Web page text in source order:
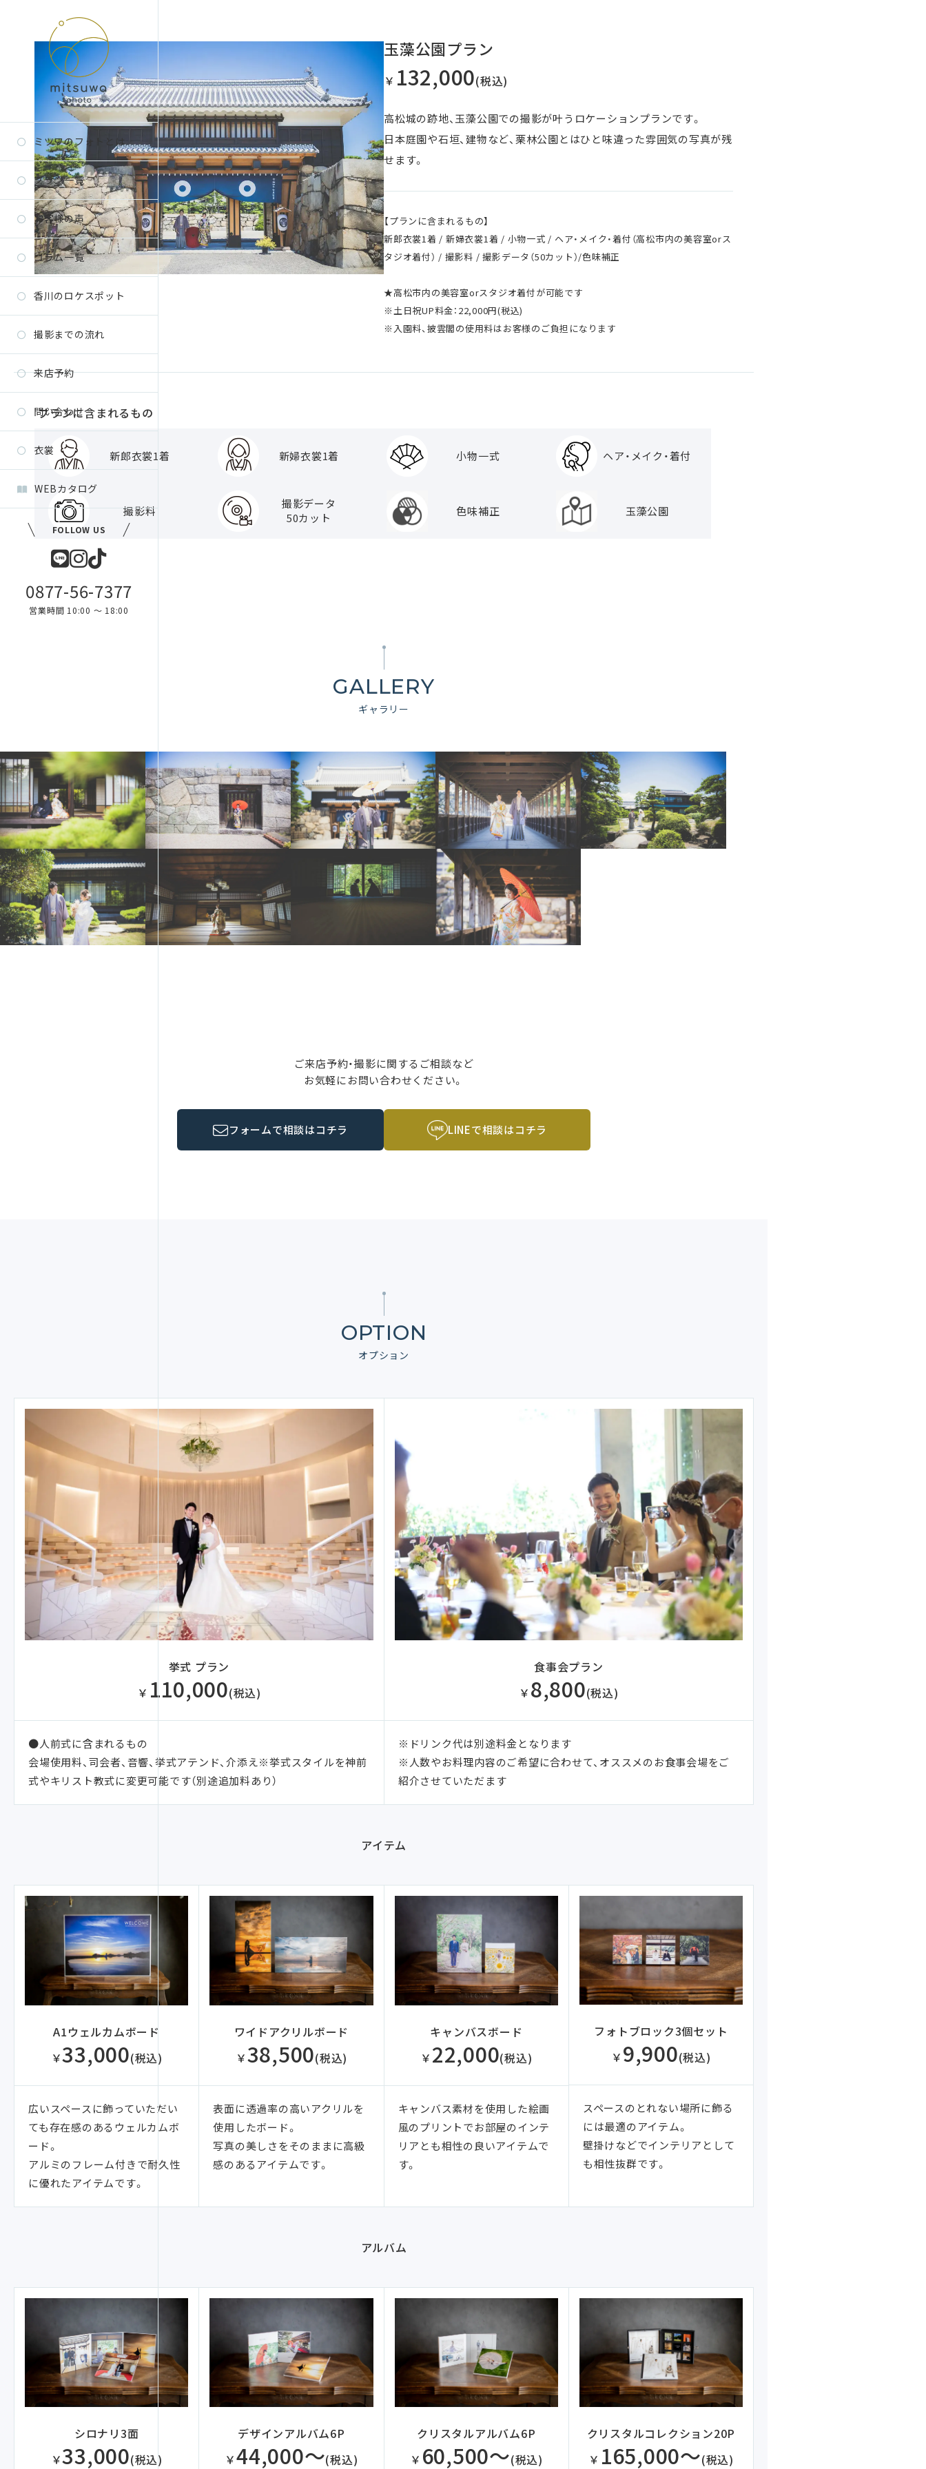
ミツワのフォトとは
プラン一覧
お客様の声
コラム一覧
香川のロケスポット
撮影までの流れ
来店予約
問い合わせ
衣裳
WEBカタログ
FOLLOW US
0877-56-7377
営業時間 10:00 〜 18:00
玉藻公園プラン
￥ 132,000(税込)
高松城の跡地、玉藻公園での撮影が叶うロケーションプランです。
日本庭園や石垣、建物など、栗林公園とはひと味違った雰囲気の写真が残
せます。
【プランに含まれるもの】
新郎衣裳1着 / 新婦衣裳1着 / 小物一式 / ヘア・メイク・着付（高松市内の美容室orス
タジオ着付） / 撮影料 / 撮影データ（50カット）/色味補正
★高松市内の美容室orスタジオ着付が可能です
※土日祝UP料金：22,000円(税込)
※入園料、披雲閣の使用料はお客様のご負担になります
プランに含まれるもの
新郎衣裳1着 新婦衣裳1着 小物一式 ヘア・メイク・着付
撮影料
撮影データ
50カット
色味補正 玉藻公園
GALLERY
ギャラリー
ご来店予約・撮影に関するご相談など
お気軽にお問い合わせください。
フォームで相談はコチラ LINEで相談はコチラ
OPTION
オプション
挙式 プラン
￥ 110,000(税込)
●人前式に含まれるもの
会場使用料、司会者、音響、挙式アテンド、介添え※挙式スタイルを神前
式やキリスト教式に変更可能です（別途追加料あり）
食事会プラン
￥ 8,800(税込)
※ドリンク代は別途料金となります
※人数やお料理内容のご希望に合わせて、オススメのお食事会場をご
紹介させていただます
アイテム
A1ウェルカムボード
￥33,000(税込)
広いスペースに飾っていただい
ても存在感のあるウェルカムボ
ード。
アルミのフレーム付きで耐久性
に優れたアイテムです。
ワイドアクリルボード
￥38,500(税込)
表面に透過率の高いアクリルを
使用したボード。
写真の美しさをそのままに高級
感のあるアイテムです。
キャンバスボード
￥ 22,000(税込)
キャンバス素材を使用した絵画
風のプリントでお部屋のインテ
リアとも相性の良いアイテムで
す。
フォトブロック3個セット
￥ 9,900(税込)
スペースのとれない場所に飾る
には最適のアイテム。
壁掛けなどでインテリアとして
も相性抜群です。
アルバム
シロナリ3面
￥33,000(税込)
デザインアルバム6P
￥44,000～(税込)
クリスタルアルバム6P
￥ 60,500～(税込)
クリスタルコレクション20P
￥ 165,000～(税込)